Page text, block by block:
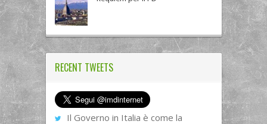
RECENT TWEETS
Il Governo in Italia è come la